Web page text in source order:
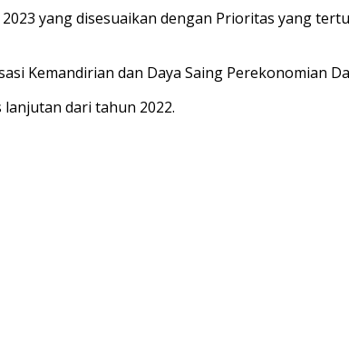
yang disesuaikan dengan Prioritas yang
Kemandirian dan Daya Saing Perekonomian
dari tahun 2022.